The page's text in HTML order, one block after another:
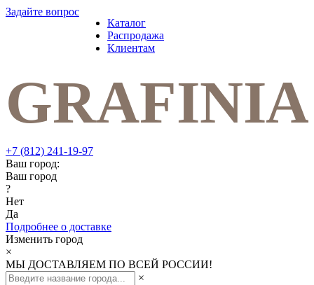
Задайте вопрос
Каталог
Распродажа
Клиентам
+7 (812) 241-19-97
Ваш город:
Ваш город
?
Нет
Да
Подробнее о доставке
Изменить город
×
МЫ ДОСТАВЛЯЕМ ПО ВСЕЙ РОССИИ!
×